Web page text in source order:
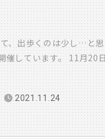
おりま
計室 ∻* 設計室は 寒
います。 （ちなみに私
。 私の場合、暑いとほ
赤くなる→体調が悪い
なる人がいたら嬉しい
。 －－－－－－－－－
くなってきている気が
に あと少し頑張りまし
、出歩くのは少し…と
催しています。 11月20
に見学してみてはいか
ある家を見学できます
12月4日～12日までの
ウン と 由布市挾間町
建ての家ですので見応
2021.11.24